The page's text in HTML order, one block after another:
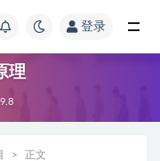
登录
理
9.8
正文